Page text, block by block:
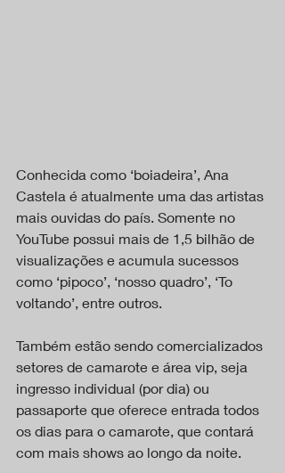
Conhecida como ‘boiadeira’, Ana
Castela é atualmente uma das artistas
mais ouvidas do país. Somente no
YouTube possui mais de 1,5 bilhão de
visualizações e acumula sucessos
como ‘pipoco’, ‘nosso quadro’, ‘To
voltando’, entre outros.
Também estão sendo comercializados
setores de camarote e área vip, seja
ingresso individual (por dia) ou
passaporte que oferece entrada todos
os dias para o camarote, que contará
com mais shows ao longo da noite.